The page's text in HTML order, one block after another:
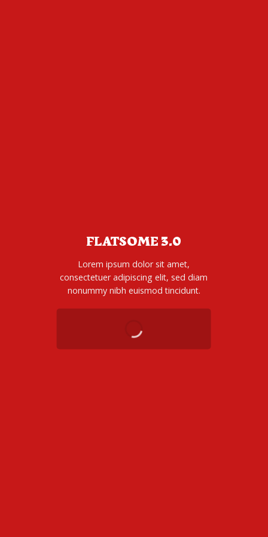
FLATSOME 3.0
Lorem ipsum dolor sit amet,
consectetuer adipiscing elit, sed diam
nonummy nibh euismod tincidunt.